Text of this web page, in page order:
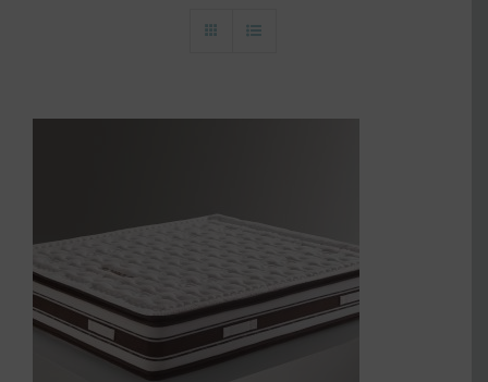
DETTAGLI